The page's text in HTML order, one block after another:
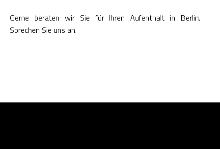
Gerne beraten wir Sie für Ihren Aufenthalt in Berlin.
Sprechen Sie uns an.